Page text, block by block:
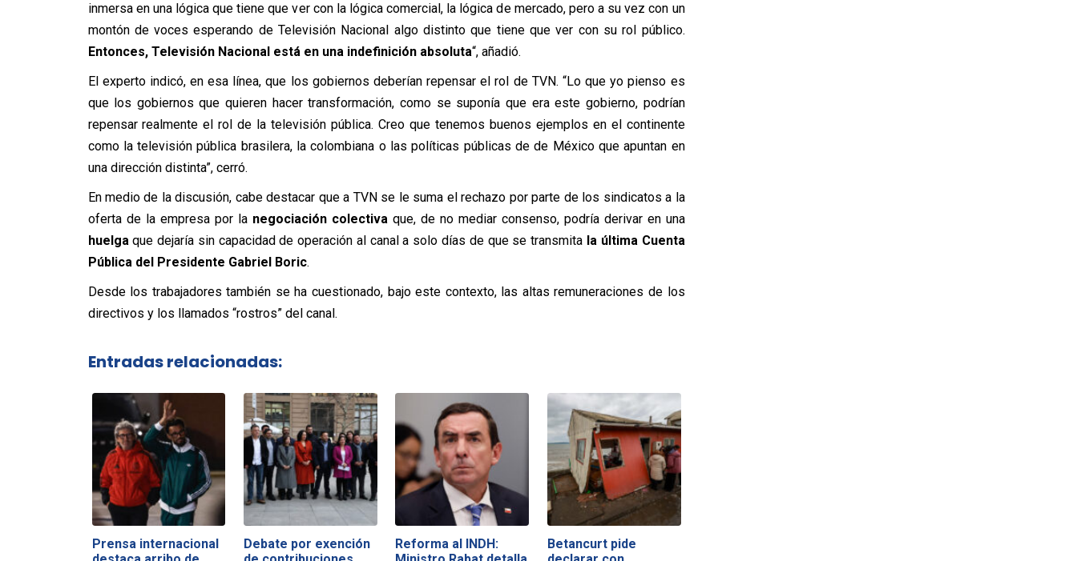
inmersa en una lógica que tiene que ver con la lógica comercial, la lógica de mercado, pero a su vez con un
montón de voces esperando de Televisión Nacional algo distinto que tiene que ver con su rol público.
Entonces, Televisión Nacional está en una indefinición absoluta“, añadió.
El experto indicó, en esa línea, que los gobiernos deberían repensar el rol de TVN. “Lo que yo pienso es
que los gobiernos que quieren hacer transformación, como se suponía que era este gobierno, podrían
repensar realmente el rol de la televisión pública. Creo que tenemos buenos ejemplos en el continente
como la televisión pública brasilera, la colombiana o las políticas públicas de de México que apuntan en
una dirección distinta”, cerró.
En medio de la discusión, cabe destacar que a TVN se le suma el rechazo por parte de los sindicatos a la
oferta de la empresa por la negociación colectiva que, de no mediar consenso, podría derivar en una
huelgaque dejaría sin capacidad de operación al canal a solo días de que se transmita la última Cuenta
Pública del Presidente Gabriel Boric.
Desde los trabajadores también se ha cuestionado, bajo este contexto, las altas remuneraciones de los
directivos y los llamados “rostros” del canal.
Entradas relacionadas:
Prensa internacional
Debate por exención
Reforma al INDH:
Betancurt pide